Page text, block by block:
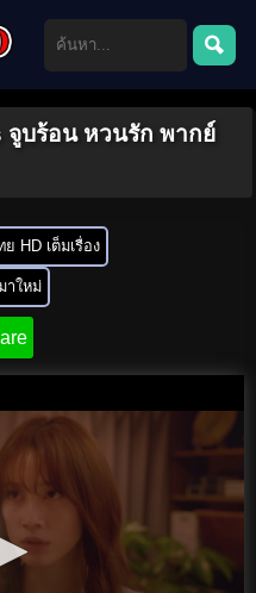
บร้อน หวนรัก พากย์
HD เต็มเรื่อง
าใหม่